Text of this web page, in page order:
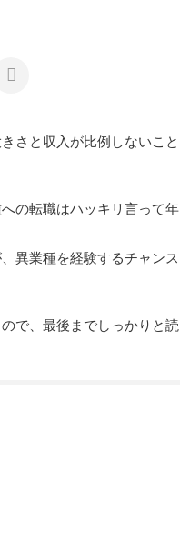
さと収入が比例しないこと
の転職はハッキリ言って年
異業種を経験するチャンス
で、最後までしっかりと読